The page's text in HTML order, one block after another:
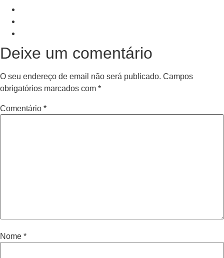
Deixe um comentário
O seu endereço de email não será publicado. Campos
obrigatórios marcados com *
Comentário *
Nome *